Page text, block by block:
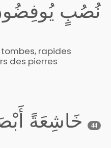
نُصُبٍ
rapides
des pierres
44 خَاشِعَةً